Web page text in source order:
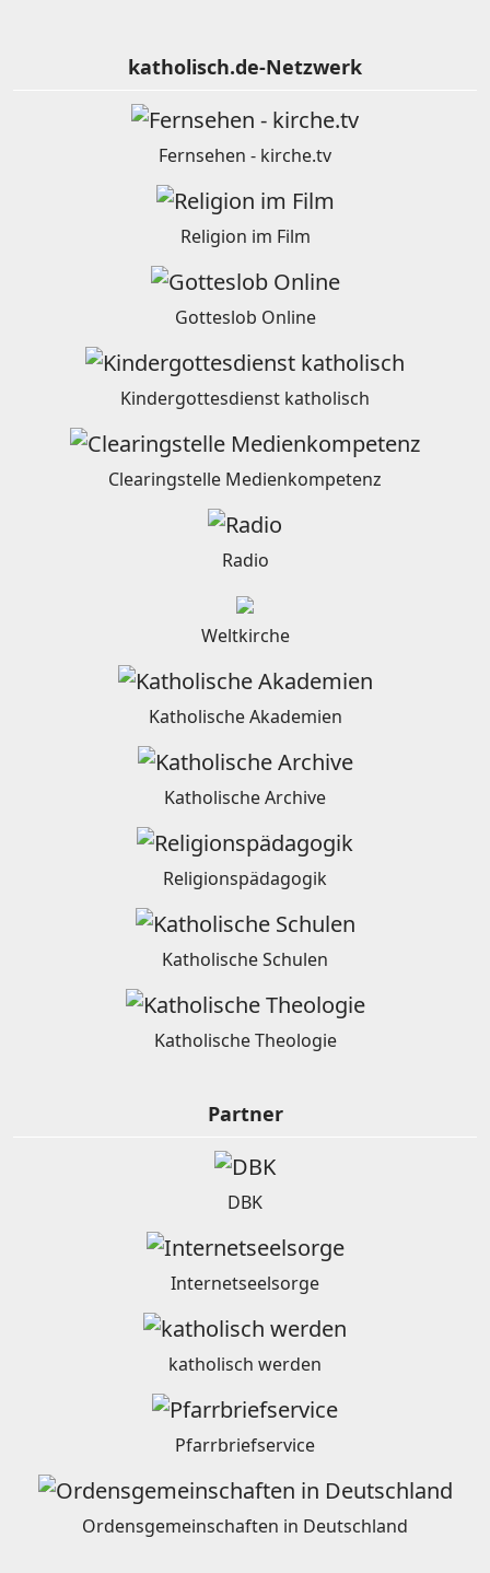
katholisch.de-Netzwerk
Fernsehen - kirche.tv
Religion im Film
Gotteslob Online
Kindergottesdienst katholisch
Clearingstelle Medienkompetenz
Radio
Weltkirche
Katholische Akademien
Katholische Archive
Religionspädagogik
Katholische Schulen
Katholische Theologie
Partner
DBK
Internetseelsorge
katholisch werden
Pfarrbriefservice
Ordensgemeinschaften in Deutschland